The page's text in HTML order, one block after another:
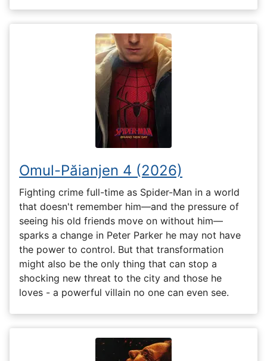
Omul-Păianjen 4 (2026)
Fighting crime full-time as Spider-Man in a world
that doesn't remember him—and the pressure of
seeing his old friends move on without him—
sparks a change in Peter Parker he may not have
the power to control. But that transformation
might also be the only thing that can stop a
shocking new threat to the city and those he
loves - a powerful villain no one can even see.